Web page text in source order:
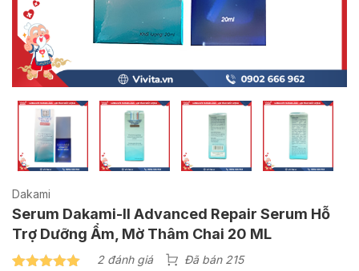
Dakami
Serum Dakami-II Advanced Repair Serum Hỗ
Trợ Dưỡng Ẩm, Mờ Thâm Chai 20 ML
2 đánh giá Đã bán 215